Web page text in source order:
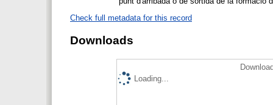
Check full metadata for this record
Downloads
Loading...